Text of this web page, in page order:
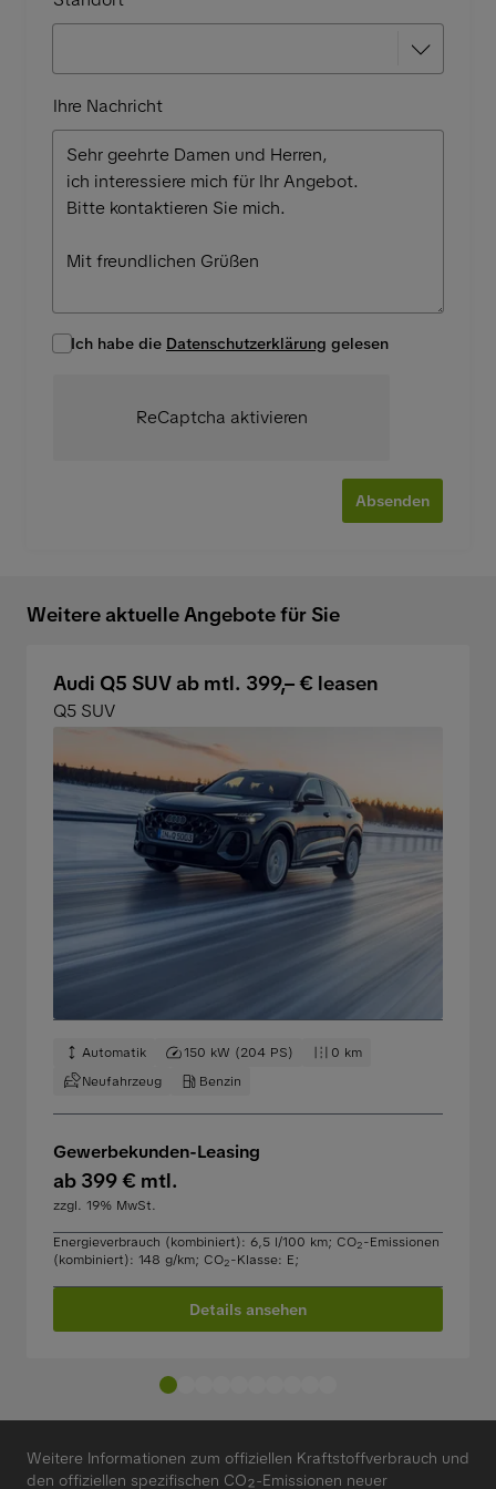
Ihre Nachricht
Ich habe die Datenschutzerklärung gelesen
ReCaptcha aktivieren
Absenden
Weitere aktuelle Angebote für Sie
Audi Q5 SUV ab mtl. 399,– € leasen
Q5 SUV
Automatik 150 kW (204 PS)
0 km
Neufahrzeug
Benzin
Gewerbekunden-Leasing
ab 399 € mtl.
zzgl. 19% MwSt.
Energieverbrauch (kombiniert): 6,5 l/100 km; CO2-Emissionen
(kombiniert): 148 g/km; CO2-Klasse: E;
Details ansehen
Weitere Informationen zum offiziellen Kraftstoffverbrauch und
den offiziellen spezifischen CO₂-Emissionen neuer